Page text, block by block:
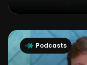
Podcasts